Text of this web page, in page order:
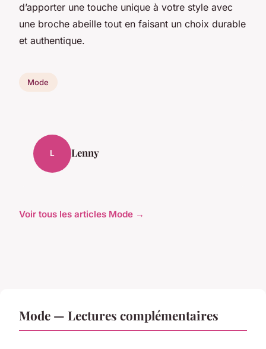
d’apporter une touche unique à votre style avec
une broche abeille tout en faisant un choix durable
et authentique.
Mode
L Lenny
Voir tous les articles Mode →
Mode — Lectures complémentaires